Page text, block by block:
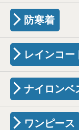
防寒着
レインコー
ナイロンベ
ワンピース